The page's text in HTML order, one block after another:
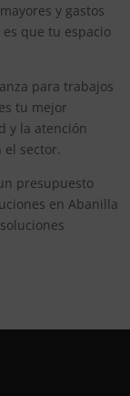
y gastos
que tu espacio
para trabajos
tu mejor
y la atención
sector.
presupuesto
en Abanilla